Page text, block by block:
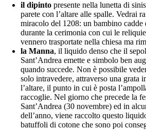
il dipinto presente nella lunetta di
parete con l’altare alle spalle. Vedrai
miracolo del 1208: un bambino cadde
durante la cerimonia con cui le
vennero trasportate nella chiesa ma
la Manna, il liquido denso che il
Sant’Andrea emette e simbolo ben
quando succede. Non è possibile
solo intravedere, attraverso una grata
l’altare, il punto in cui è posta
raccoglie. Nel giorno che precede la
Sant’Andrea (30 novembre) ed in
dell’anno, viene raccolto questo
batuffoli di cotone che sono poi